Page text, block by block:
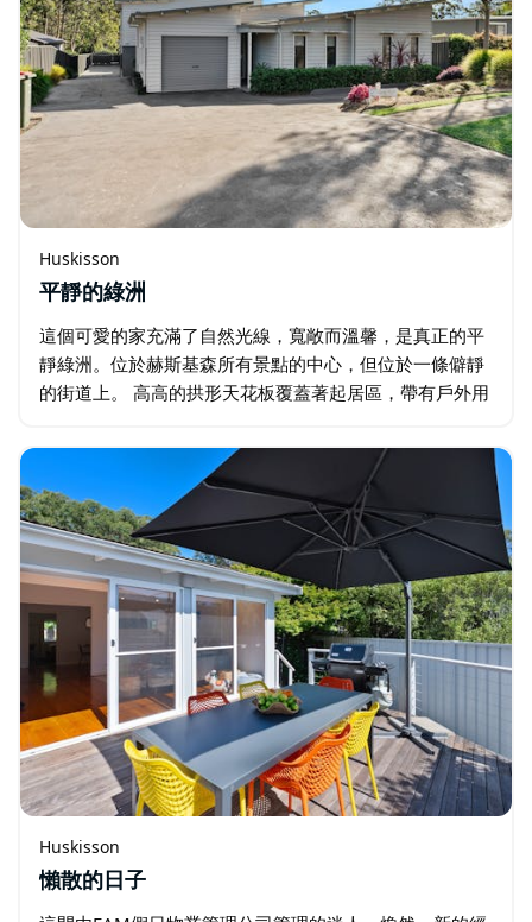
Huskisson
平靜的綠洲
這個可愛的家充滿了自然光線，寬敞而溫馨，是真正的平
靜綠洲。位於赫斯基森所有景點的中心，但位於一條僻靜
的街道上。 高高的拱形天花板覆蓋著起居區，帶有戶外用
所。 這間寵物友善之家距離赫斯基森海灘僅…
Huskisson
懶散的日子